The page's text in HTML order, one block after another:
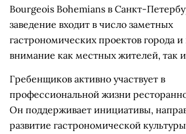
Bourgeois Bohemians в Санкт-
заведение входит в число заметных
гастрономических проектов города
внимание как местных жителей, так и
Гребенщиков активно участвует в
профессиональной жизни
Он поддерживает инициативы,
развитие гастрономической